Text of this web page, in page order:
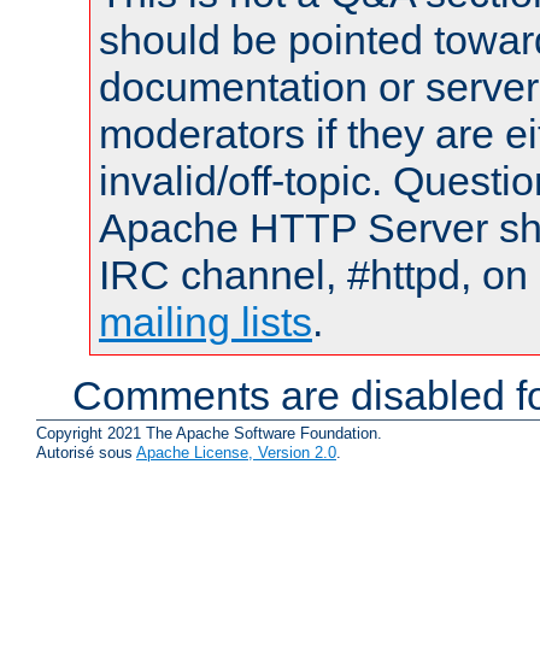
should be pointed
documentation or
moderators if they are
invalid/off-topic.
Apache HTTP Server
IRC channel, #httpd,
mailing lists.
Comments are disabled
Copyright 2021 The Apache Software Foundation.
Autorisé sous Apache License, Version 2.0